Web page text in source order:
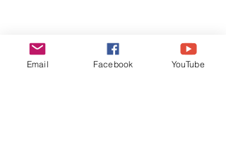
Articles
similaires
Email Facebook YouTube